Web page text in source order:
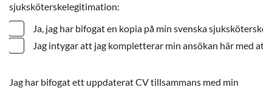
sjuksköterskelegitimation:
Ja, jag har bifogat en kopia på min svenska
Jag intygar att jag kompletterar min ansökan här med
Jag har bifogat ett uppdaterat CV tillsammans med min